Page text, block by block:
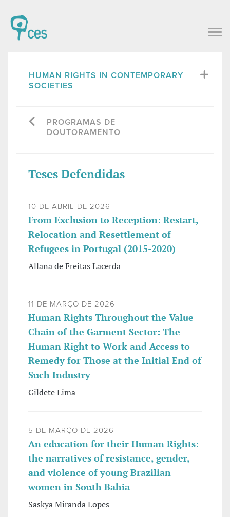
HUMAN RIGHTS IN CONTEMPORARY
SOCIETIES
PROGRAMAS DE
DOUTORAMENTO
Teses Defendidas
10 DE ABRIL DE 2026
From Exclusion to Reception: Restart,
Relocation and Resettlement of
Refugees in Portugal (2015-2020)
Allana de Freitas Lacerda
11 DE MARÇO DE 2026
Human Rights Throughout the Value
Chain of the Garment Sector: The
Human Right to Work and Access to
Remedy for Those at the Initial End of
Such Industry
Gildete Lima
5 DE MARÇO DE 2026
An education for their Human Rights:
the narratives of resistance, gender,
and violence of young Brazilian
women in South Bahia
Saskya Miranda Lopes